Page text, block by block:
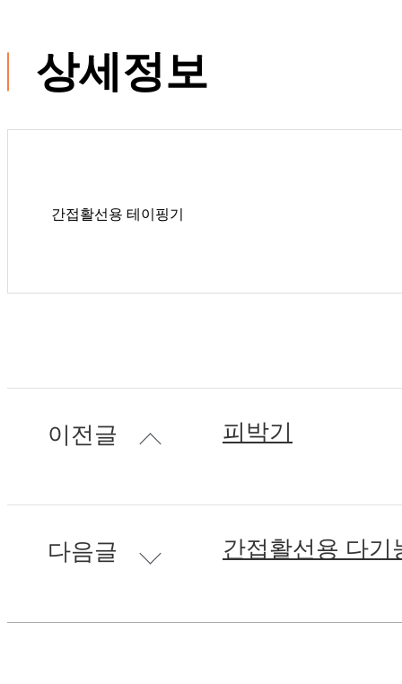
상세정보
간접활선용 테이핑기
이전글 피박기
다음글 간접활선용 다기